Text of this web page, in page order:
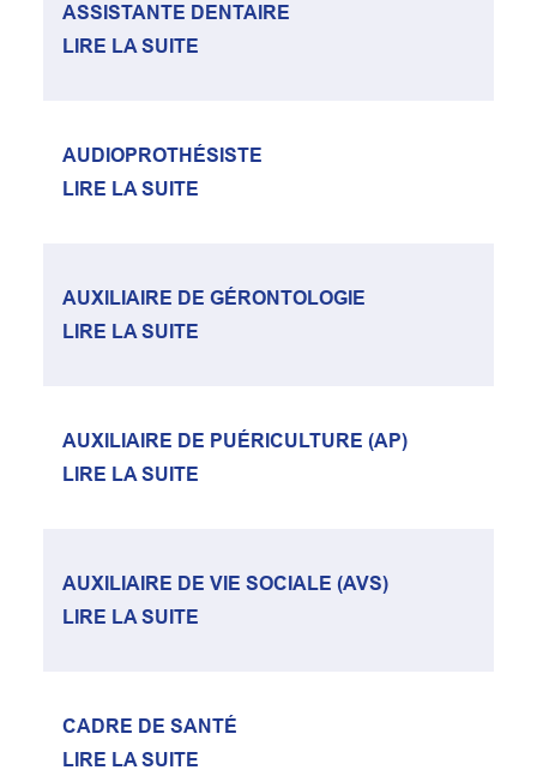
ASSISTANTE DENTAIRE
LIRE LA SUITE
AUDIOPROTHÉSISTE
LIRE LA SUITE
AUXILIAIRE DE GÉRONTOLOGIE
LIRE LA SUITE
AUXILIAIRE DE PUÉRICULTURE (AP)
LIRE LA SUITE
AUXILIAIRE DE VIE SOCIALE (AVS)
LIRE LA SUITE
CADRE DE SANTÉ
LIRE LA SUITE